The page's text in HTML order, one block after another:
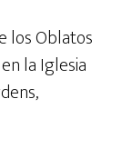
los Oblatos
la Iglesia